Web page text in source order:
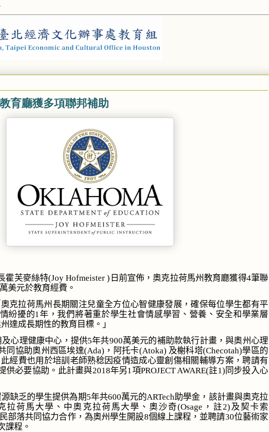
育廳獲多項聯邦補助
霍芙麥絲特(Joy Hofmeister ) 日前宣佈，奧克拉荷馬州教育廳獲得4筆聯
萬美元於教育經費。
奧克拉荷馬州長期關注兒童全方位心智健康發展，確保每位學生都有平
紛擾的1年，我們將著重於學生社會情感學習、營養、安全和學業層
達成長期性的教育目標。」
心理健康中心，提供5年共900萬美元的補助款執行計畫，與奧州心理
同協助奧州西區埃達(Ada) ，阿托卡(Atoka) 及榭科塔(Checotah)學區的
經費也用於培訓老師熟稔因疫情造成心靈創傷相關輔導方案，聘請有
供必要協助。此計畫與2018年另1項PROJECT AWARE(註1) 同步投入心
缺乏的學生提供為期5年共600萬元的ARTech助學金 ，該計畫與奧克拉
拉荷馬大學、中奧克拉荷馬大學、奧沙奇(Osage ，註2) 及契卡索
部落共同協力合作，為奧州學生開設8個線上課程，並聘請30位藝術家
課程。